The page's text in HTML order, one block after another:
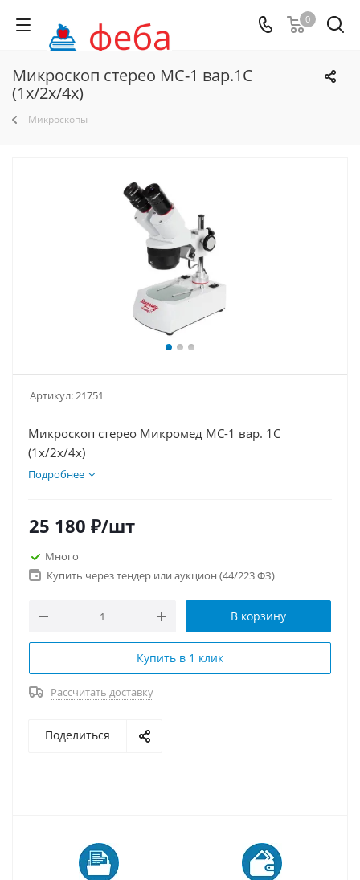
0
Микроскоп стерео МС-1 вар.1C
(1х/2х/4х)
Микроскопы
Артикул:21751
Микроскоп стерео Микромед MC-1 вар. 1С
(1х/2х/4х)
Подробнее
25 180 ₽/шт
Много
Купить через тендер или аукцион (44/223 ФЗ)
В корзину
Купить в 1 клик
Рассчитать доставку
Поделиться